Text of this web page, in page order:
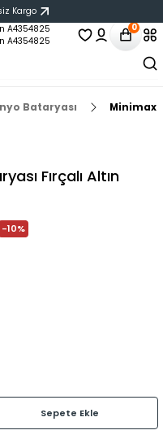
Kargo
0
Bataryası Minimax
Fırçalı Altın
-10%
Sepete Ekle